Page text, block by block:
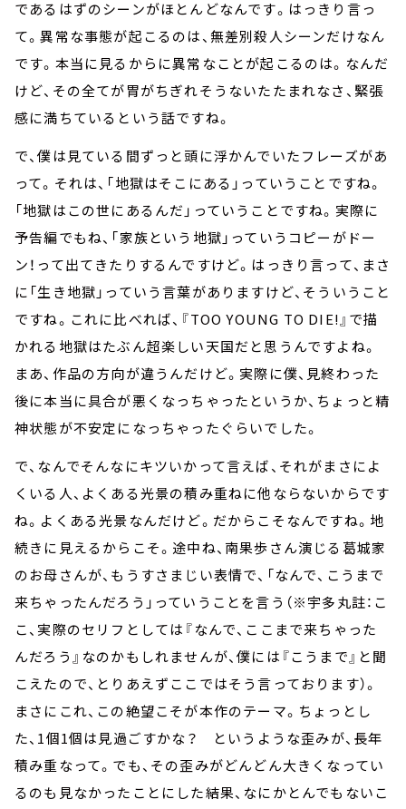
であるはずのシーンがほとんどなんです。はっきり言っ
て。異常な事態が起こるのは、無差別殺人シーンだけなん
です。本当に見るからに異常なことが起こるのは。なんだ
けど、その全てが胃がちぎれそうないたたまれなさ、緊張
感に満ちているという話ですね。
で、僕は見ている間ずっと頭に浮かんでいたフレーズがあ
って。それは、「地獄はそこにある」っていうことですね。
「地獄はこの世にあるんだ」っていうことですね。実際に
予告編でもね、「家族という地獄」っていうコピーがドー
ン！って出てきたりするんですけど。はっきり言って、まさ
に「生き地獄」っていう言葉がありますけど、そういうこと
ですね。これに比べれば、『TOO YOUNG TO DIE!』で描
かれる地獄はたぶん超楽しい天国だと思うんですよね。
まあ、作品の方向が違うんだけど。実際に僕、見終わった
後に本当に具合が悪くなっちゃったというか、ちょっと精
神状態が不安定になっちゃったぐらいでした。
で、なんでそんなにキツいかって言えば、それがまさによ
くいる人、よくある光景の積み重ねに他ならないからです
ね。よくある光景なんだけど。だからこそなんですね。地
続きに見えるからこそ。途中ね、南果歩さん演じる葛城家
のお母さんが、もうすさまじい表情で、「なんで、こうまで
来ちゃったんだろう」っていうことを言う（※宇多丸註：こ
こ、実際のセリフとしては『なんで、ここまで来ちゃった
んだろう』なのかもしれませんが、僕には『こうまで』と聞
こえたので、とりあえずここではそう言っております）。
まさにこれ、この絶望こそが本作のテーマ。ちょっとし
た、1個1個は見過ごすかな？ というような歪みが、長年
積み重なって。でも、その歪みがどんどん大きくなってい
るのも見なかったことにした結果、なにかとんでもないこ